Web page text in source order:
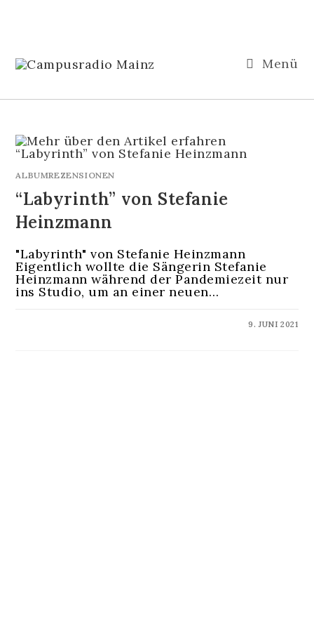
Menü
ALBUMREZENSIONEN
“Labyrinth” von Stefanie
Heinzmann
"Labyrinth" von Stefanie Heinzmann
Eigentlich wollte die Sängerin Stefanie
Heinzmann während der Pandemiezeit nur
ins Studio, um an einer neuen…
9. JUNI 2021